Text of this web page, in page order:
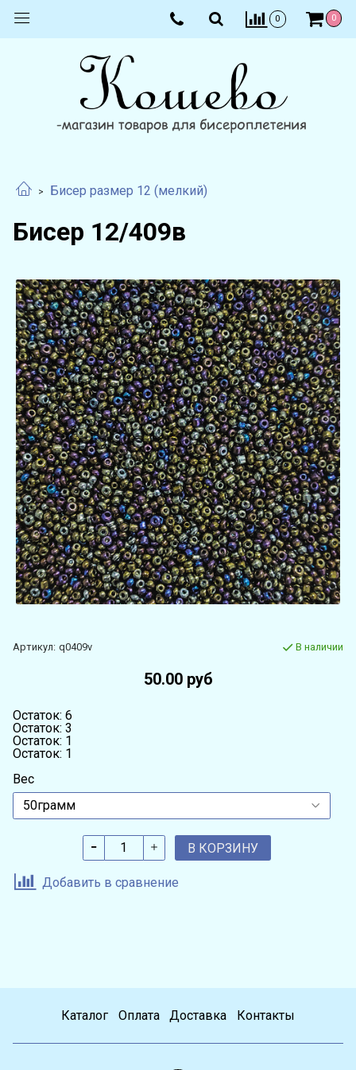
0 0
Бисер размер 12 (мелкий)
Бисер 12/409в
Артикул: q0409v В наличии
50.00 руб
Остаток: 6
Остаток: 3
Остаток: 1
Остаток: 1
Вес
В КОРЗИНУ
Добавить в сравнение
Каталог Оплата Доставка Контакты